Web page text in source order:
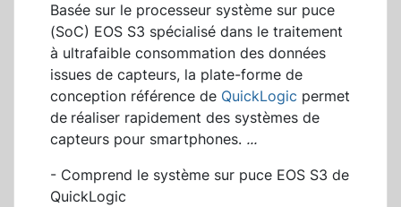
Basée sur le processeur système sur puce
(SoC) EOS S3 spécialisé dans le traitement
à ultrafaible consommation des données
issues de capteurs, la plate-forme de
conception référence de QuickLogic permet
de réaliser rapidement des systèmes de
capteurs pour smartphones. ...
- Comprend le système sur puce EOS S3 de
QuickLogic